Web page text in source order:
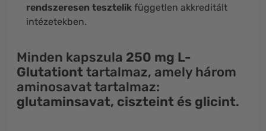
rendszeresen tesztelik független akkreditált
intézetekben.
Minden kapszula 250 mg L-
Glutationt tartalmaz, amely három
aminosavat tartalmaz:
glutaminsavat, ciszteint és glicint.